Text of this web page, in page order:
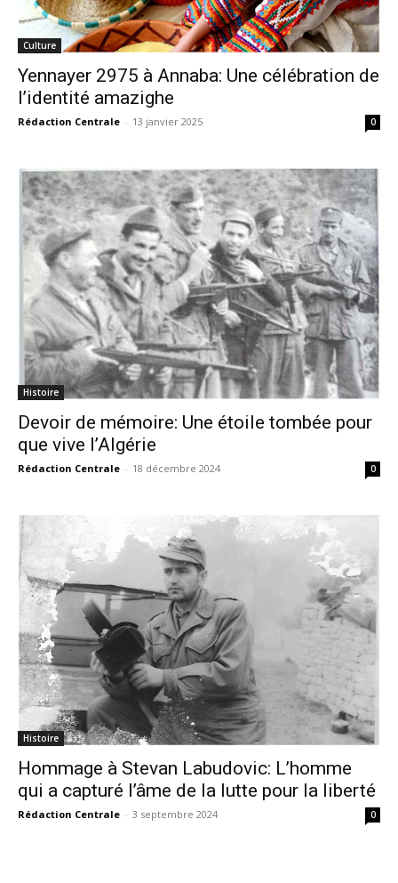
Culture
Yennayer 2975 à Annaba: Une célébration de
l’identité amazighe
Rédaction Centrale - 13 janvier 2025 0
Histoire
Devoir de mémoire: Une étoile tombée pour
que vive l’Algérie
Rédaction Centrale - 18 décembre 2024 0
Histoire
Hommage à Stevan Labudovic: L’homme
qui a capturé l’âme de la lutte pour la liberté
Rédaction Centrale - 3 septembre 2024 0